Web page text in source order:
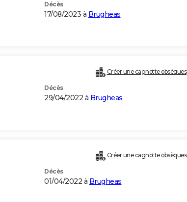
Décès
17/08/2023 à Brugheas
Créer une cagnotte obsèques
Décès
29/04/2022 à Brugheas
Créer une cagnotte obsèques
Décès
01/04/2022 à Brugheas